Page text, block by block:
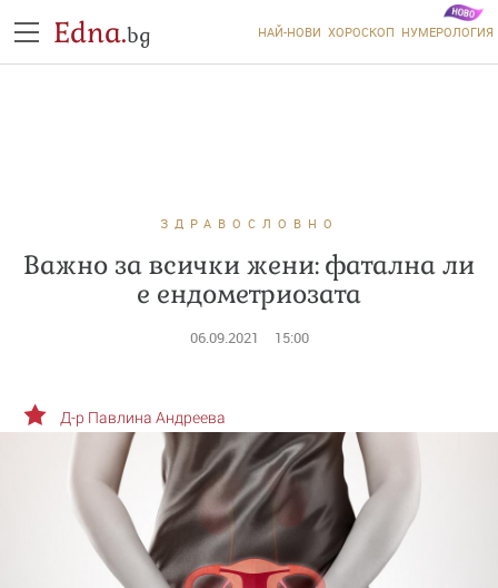
Edna.bg НАЙ-НОВИ ХОРОСКОП НУМЕРОЛОГИЯ
ЗДРАВОСЛОВНО
Важно за всички жени: фатална ли
е ендометриозата
06.09.2021 15:00
Д-р Павлина Андреева